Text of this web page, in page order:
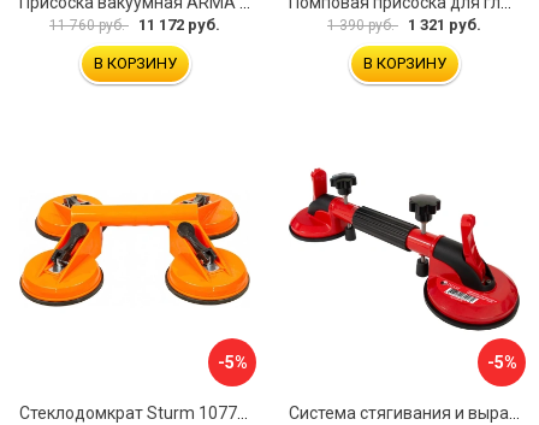
11 760 руб. 11 172 руб.
В КОРЗИНУ
1 390 руб. 1 321 руб.
В КОРЗИНУ
-5% -5%